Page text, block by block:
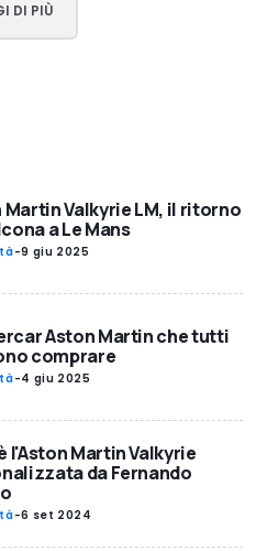
DI PIÙ
Martin Valkyrie LM, il ritorno
a Le Mans
-9 giu 2025
Aston Martin che tutti
comprare
-4 giu 2025
l'Aston Martin Valkyrie
da Fernando
-6 set 2024